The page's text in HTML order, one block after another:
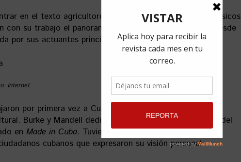
en el texto agricultores, diseñadores, escritores o músicos
con su trabajo el panorama cubano actual, una mirada desde
por sus actuantes principales.
Internet
por primera vez a Cuba en 2015 entusiasmados por el
Burke y Mandell dedicaron mucho tiempo al estudio del
en Made in Cuba. Tuvieron el apoyo de periodistas,
cubanos que expresaron su visión personal.